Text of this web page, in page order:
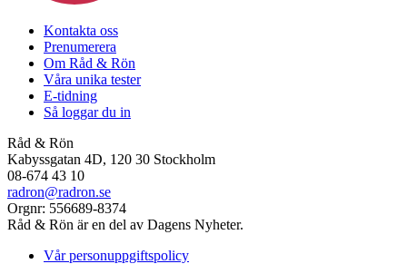
Kontakta oss
Prenumerera
Om Råd & Rön
Våra unika tester
E-tidning
Så loggar du in
Råd & Rön
Kabyssgatan 4D, 120 30 Stockholm
08-674 43 10
radron@radron.se
Orgnr: 556689-8374
Råd & Rön är en del av Dagens Nyheter.
Vår personuppgiftspolicy